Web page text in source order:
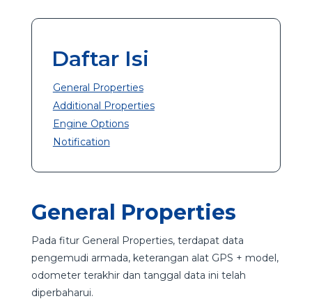
Daftar Isi
General Properties
Additional Properties
Engine Options
Notification
General Properties
Pada fitur General Properties, terdapat data
pengemudi armada, keterangan alat GPS + model,
odometer terakhir dan tanggal data ini telah
diperbaharui.